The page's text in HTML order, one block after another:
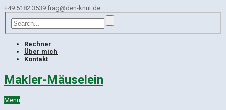
+49 5182 3539 frag@den-knut.de
Rechner
Über mich
Kontakt
Makler-Mäuselein
Menu